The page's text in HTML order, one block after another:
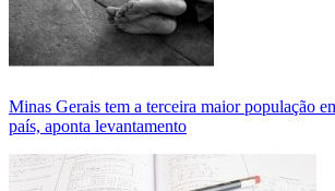
Minas Gerais tem a terceira maior população
país, aponta levantamento